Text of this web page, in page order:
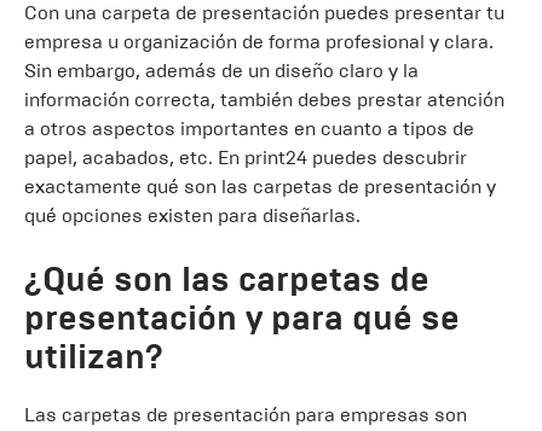
Con una carpeta de presentación puedes presentar tu
empresa u organización de forma profesional y clara.
Sin embargo, además de un diseño claro y la
información correcta, también debes prestar atención
a otros aspectos importantes en cuanto a tipos de
papel, acabados, etc. En print24 puedes descubrir
exactamente qué son las carpetas de presentación y
qué opciones existen para diseñarlas.
¿Qué son las carpetas de
presentación y para qué se
utilizan?
Las carpetas de presentación para empresas son